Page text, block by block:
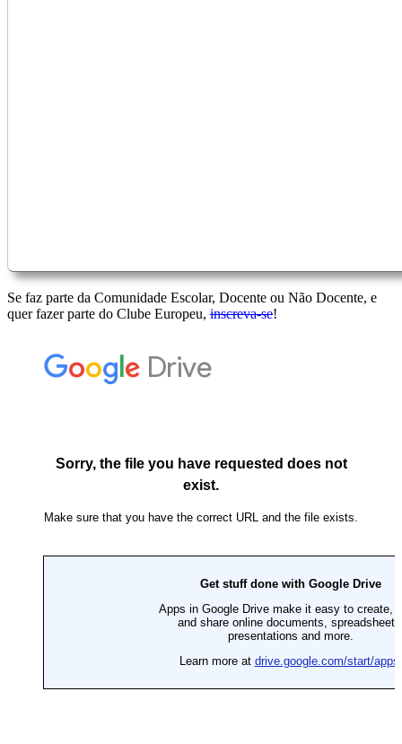
Se faz parte da Comunidade Escolar, Docente ou Não Docente, e
quer fazer parte do Clube Europeu, inscreva-se!